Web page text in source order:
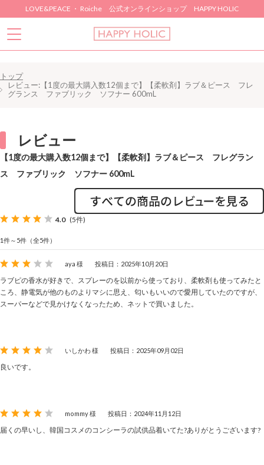
LOVE&PEACE ・ Roiche 公式オンラインショップ HAPPY HOLIC
トップ
レビュー:【1度の最大購入数12個まで】【柔軟剤】ラブ＆ピース フレ
グランス ファブリック ソフナー 600mL
レビュー
【1度の最大購入数12個まで】【柔軟剤】ラブ＆ピース フレグラン
ス ファブリック ソフナー 600mL
4.0 (5件)
1件～5件（全5件）
aya 様 投稿日：2025年10月20日
ラブピの香水が好きで、スプレーのを以前から使っており、柔軟剤も使ってみたと
ころ、静電気が他のものよりマシに思え、匂いもいいので愛用していたのですが、
スーパーなどで見かけなくなったため、ネットで買いました。
いしかわ 様 投稿日：2025年09月02日
良いです。
mommy 様 投稿日：2024年11月12日
届くの早いし、韓国コスメのコンシーラの試供品着いてた?ありがとうございます?